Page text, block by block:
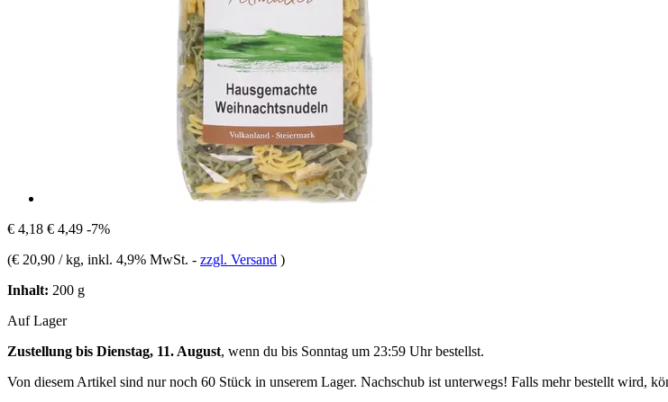
€ 4,18 € 4,49 -7%
(€ 20,90 / kg, inkl. 4,9% MwSt. - zzgl. Versand )
Inhalt: 200 g
Auf Lager
Zustellung bis Dienstag, 11. August, wenn du bis Sonntag um 23:59 Uhrbestellst.
Von diesem Artikel sind nur noch 60 Stück in unserem Lager. Nachschub ist unterwegs! Falls mehr bestellt wird,